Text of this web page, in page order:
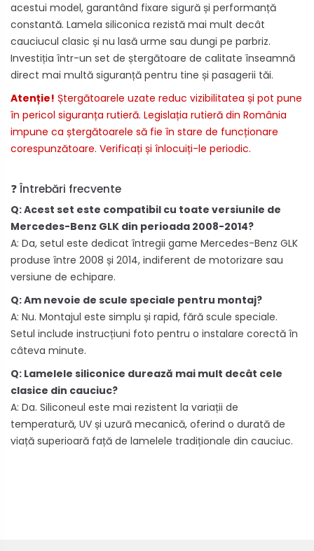
acestui model, garantând fixare sigură și performanță
constantă. Lamela siliconica rezistă mai mult decât
cauciucul clasic și nu lasă urme sau dungi pe parbriz.
Investiția într-un set de ștergătoare de calitate înseamnă
direct mai multă siguranță pentru tine și pasagerii tăi.
Atenție! Ștergătoarele uzate reduc vizibilitatea și pot pune
în pericol siguranța rutieră. Legislația rutieră din România
impune ca ștergătoarele să fie în stare de funcționare
corespunzătoare. Verificați și înlocuiți-le periodic.
❓ Întrebări frecvente
Q: Acest set este compatibil cu toate versiunile de
Mercedes-Benz GLK din perioada 2008-2014?
A: Da, setul este dedicat întregii game Mercedes-Benz GLK
produse între 2008 și 2014, indiferent de motorizare sau
versiune de echipare.
Q: Am nevoie de scule speciale pentru montaj?
A: Nu. Montajul este simplu și rapid, fără scule speciale.
Setul include instrucțiuni foto pentru o instalare corectă în
câteva minute.
Q: Lamelele siliconice durează mai mult decât cele
clasice din cauciuc?
A: Da. Siliconeul este mai rezistent la variații de
temperatură, UV și uzură mecanică, oferind o durată de
viață superioară față de lamelele tradiționale din cauciuc.